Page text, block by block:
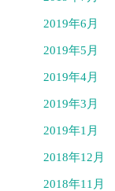
2019年6月
2019年5月
2019年4月
2019年3月
2019年1月
2018年12月
2018年11月